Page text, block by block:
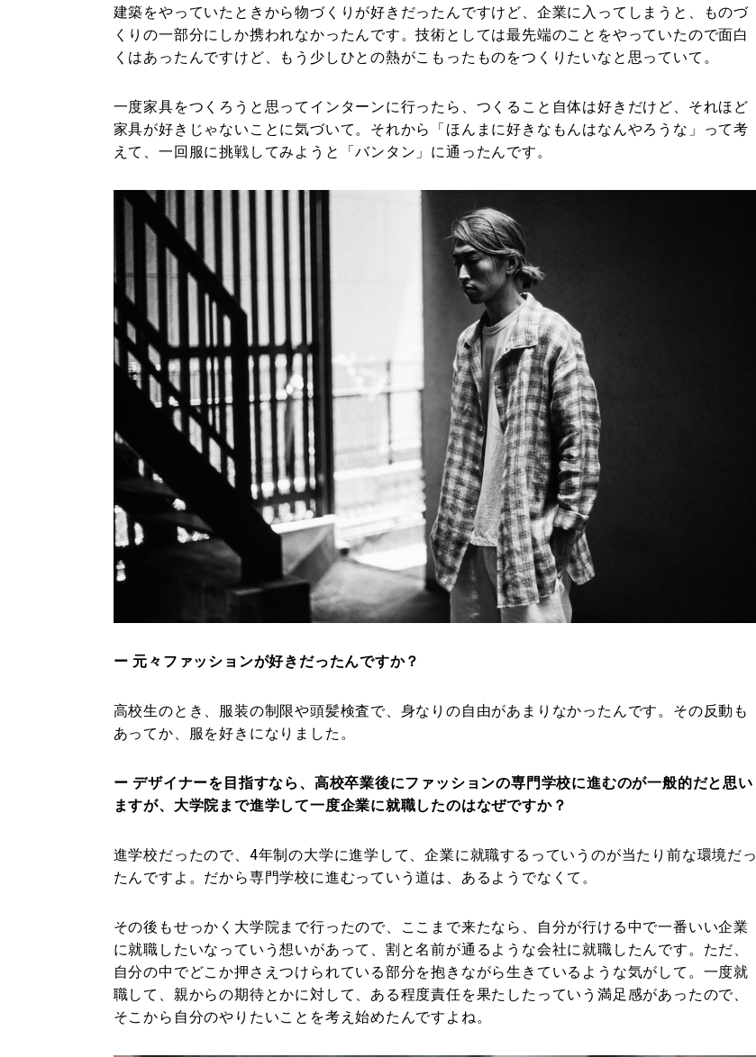
建築をやっていたときから物づくりが好きだったんですけど、企業に入ってしまうと、ものづ
くりの一部分にしか携われなかったんです。技術としては最先端のことをやっていたので面白
くはあったんですけど、もう少しひとの熱がこもったものをつくりたいなと思っていて。
一度家具をつくろうと思ってインターンに行ったら、つくること自体は好きだけど、それほど
家具が好きじゃないことに気づいて。それから「ほんまに好きなもんはなんやろうな」って考
えて、一回服に挑戦してみようと「バンタン」に通ったんです。
ー 元々ファッションが好きだったんですか？
高校生のとき、服装の制限や頭髪検査で、身なりの自由があまりなかったんです。その反動も
あってか、服を好きになりました。
ー デザイナーを目指すなら、高校卒業後にファッションの専門学校に進むのが一般的だと思い
ますが、大学院まで進学して一度企業に就職したのはなぜですか？
進学校だったので、4年制の大学に進学して、企業に就職するっていうのが当たり前な環境だっ
たんですよ。だから専門学校に進むっていう道は、あるようでなくて。
その後もせっかく大学院まで行ったので、ここまで来たなら、自分が行ける中で一番いい企業
に就職したいなっていう想いがあって、割と名前が通るような会社に就職したんです。ただ、
自分の中でどこか押さえつけられている部分を抱きながら生きているような気がして。一度就
職して、親からの期待とかに対して、ある程度責任を果たしたっていう満足感があったので、
そこから自分のやりたいことを考え始めたんですよね。